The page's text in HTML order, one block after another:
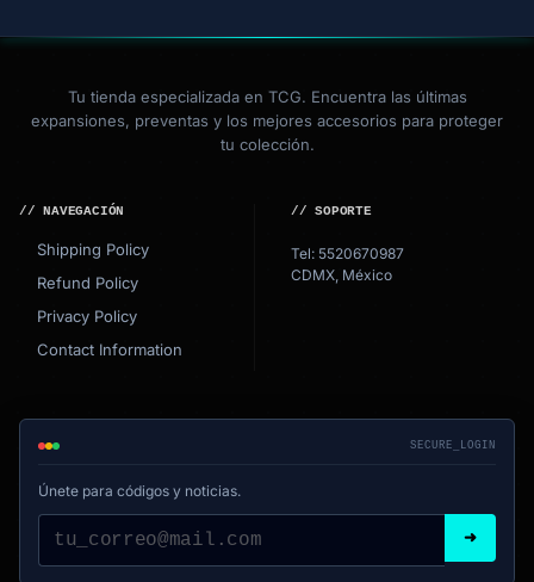
Tu tienda especializada en TCG. Encuentra las últimas
expansiones, preventas y los mejores accesorios para proteger
tu colección.
// NAVEGACIÓN
Shipping Policy
Refund Policy
Privacy Policy
Contact Information
// SOPORTE
Tel: 5520670987
CDMX, México
SECURE_LOGIN
Únete para códigos y noticias.
➜